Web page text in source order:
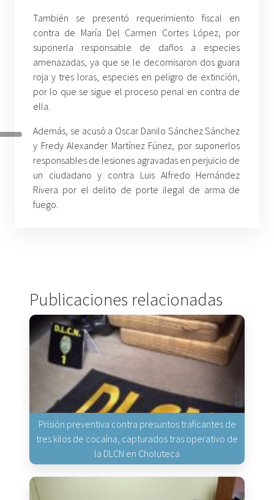
También se presentó requerimiento fiscal en
contra de María Del Carmen Cortes López, por
suponerla responsable de daños a especies
amenazadas, ya que se le decomisaron dos guara
roja y tres loras, especies en peligro de extinción,
por lo que se sigue el proceso penal en contra de
ella.
Además, se acusó a Oscar Danilo Sánchez Sánchez
y Fredy Alexander Martínez Fúnez, por suponerlos
responsables de lesiones agravadas en perjuicio de
un ciudadano y contra Luis Alfredo Hernández
Rivera por el delito de porte ilegal de arma de
fuego.
Publicaciones relacionadas
Prisión preventiva contra presuntos traficantes de
tres kilos de cocaína, capturados tras operativo de
la DLCN en Choluteca